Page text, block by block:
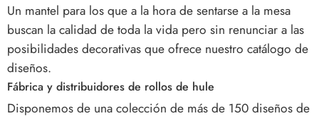
Un mantel para los que a la hora de sentarse a la mesa
buscan la calidad de toda la vida pero sin renunciar a las
posibilidades decorativas que ofrece nuestro catálogo de
diseños.
Fábrica y distribuidores de rollos de hule
Disponemos de una colección de más de 150 diseños de